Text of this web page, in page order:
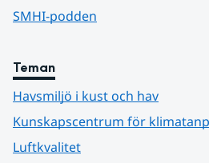
SMHI-podden
Teman
Havsmiljö i kust och hav
Kunskapscentrum för
Luftkvalitet